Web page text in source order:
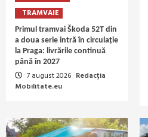
TRAMVAIE
Primul tramvai Škoda 52T din
a doua serie intră în circulație
la Praga: livrările continuă
până în 2027
7 august 2026 Redacția
Mobilitate.eu